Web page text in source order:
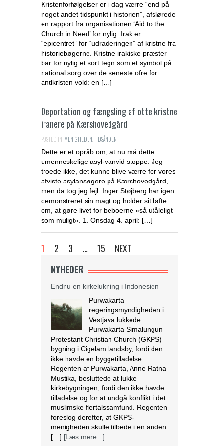
Kristenforfølgelser er i dag værre “end på
noget andet tidspunkt i historien”, afslørede
en rapport fra organisationen ‘Aid to the
Church in Need’ for nylig. Irak er
“epicentret” for “udraderingen” af kristne fra
historiebøgerne. Kristne irakiske præster
bar for nylig et sort tegn som et symbol på
national sorg over de seneste ofre for
antikristen vold: en […]
Deportation og fængsling af otte kristne
iranere på Kærshovedgård
POSTED IN:MENIGHEDEN TIDSÅNDEN
Dette er et opråb om, at nu må dette
umenneskelige asyl-vanvid stoppe. Jeg
troede ikke, det kunne blive værre for vores
afviste asylansøgere på Kærshovedgård,
men da tog jeg fejl. Inger Støjberg har igen
demonstreret sin magt og holder sit løfte
om, at gøre livet for beboerne »så utåleligt
som muligt«. 1. Onsdag 4. april: […]
1 2 3 … 15
NEXT
NYHEDER
Endnu en kirkelukning i Indonesien
Purwakarta
regeringsmyndigheden i
Protestant Christian Church (GKPS)
ikke havde en byggetilladelse.
Mustika, besluttede at lukke
kirkebygningen, fordi den ikke havde
tilladelse og for at undgå konflikt i det
muslimske flertalssamfund. Regenten
foreslog derefter, at GKPS-
menigheden skulle tilbede i en anden
[…]
[Læs mere...]
Israel tester dronelevering af blod og
andre kritiske medicinske forsyninger
I krigs- og katastrofetider
kan droner være den
hurtigste og mest
effektive måde at
transportere blodprodukter og
medicin til hospitaler i periferien og til